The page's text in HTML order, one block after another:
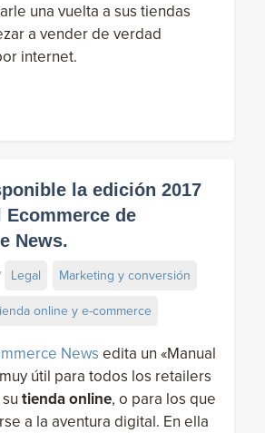
una vuelta a sus tiendas
a vender de verdad
internet.
la edición 2017
Ecommerce de
News.
Legal Marketing y conversión
online y e-commerce
News edita un «Manual
útil para todos los retailers
tienda online, o para los que
a la aventura digital. En ella